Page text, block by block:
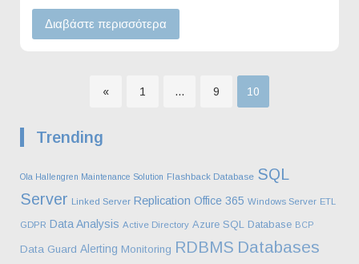
Διαβάστε περισσότερα
άρθρων
« Σελίδα
1 … Σελίδα
9 Σελίδα
10
Trending
Ola Hallengren Maintenance Solution Flashback Database SQL
Server Linked Server Replication Office 365 Windows Server ETL
GDPR Data Analysis Active Directory Azure SQL Database BCP
Data Guard Alerting Monitoring RDBMS Databases